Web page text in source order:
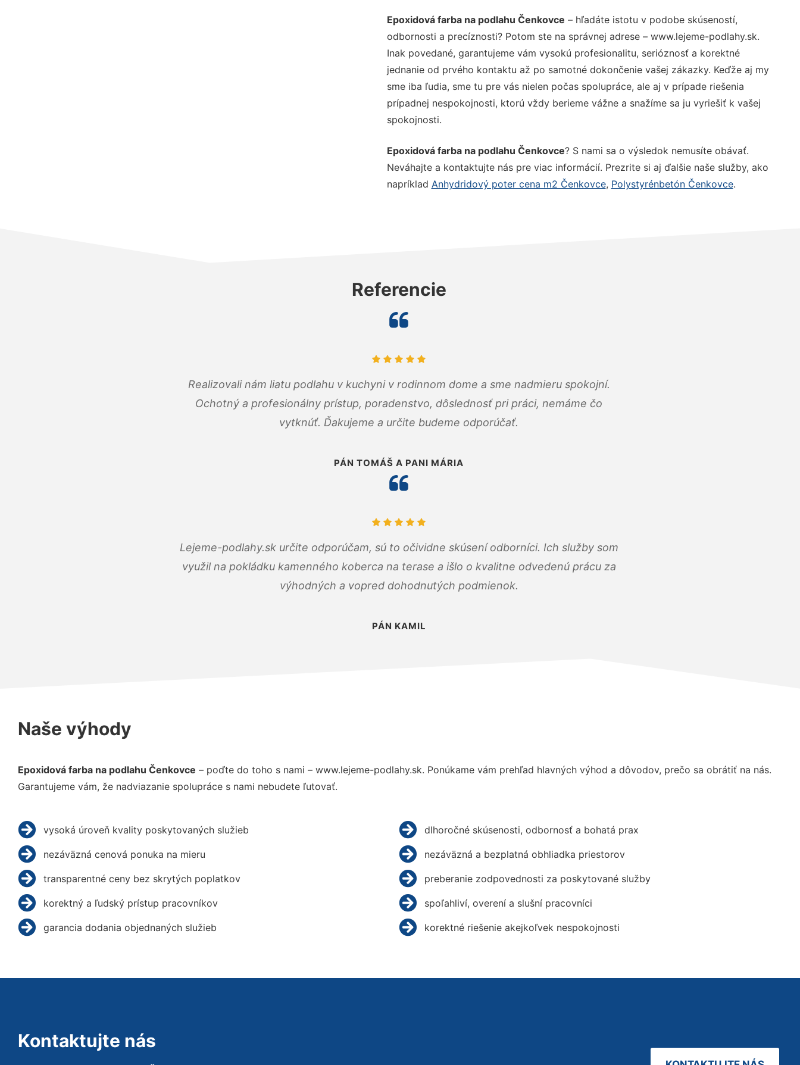
Epoxidová farba na podlahu Čenkovce – hľadáte istotu v podobe skúseností,
odbornosti a precíznosti? Potom ste na správnej adrese – www.lejeme-podlahy.sk.
Inak povedané, garantujeme vám vysokú profesionalitu, serióznosť a korektné
jednanie od prvého kontaktu až po samotné dokončenie vašej zákazky. Keďže aj my
sme iba ľudia, sme tu pre vás nielen počas spolupráce, ale aj v prípade riešenia
prípadnej nespokojnosti, ktorú vždy berieme vážne a snažíme sa ju vyriešiť k vašej
spokojnosti.
Epoxidová farba na podlahu Čenkovce? S nami sa o výsledok nemusíte obávať.
Neváhajte a kontaktujte nás pre viac informácií. Prezrite si aj ďalšie naše služby, ako
napríklad Anhydridový poter cena m2 Čenkovce, Polystyrénbetón Čenkovce.
Referencie
Realizovali nám liatu podlahu v kuchyni v rodinnom dome a sme nadmieru spokojní.
Ochotný a profesionálny prístup, poradenstvo, dôslednosť pri práci, nemáme čo
vytknúť. Ďakujeme a určite budeme odporúčať.
PÁN TOMÁŠ A PANI MÁRIA
Lejeme-podlahy.sk určite odporúčam, sú to očividne skúsení odborníci. Ich služby som
využil na pokládku kamenného koberca na terase a išlo o kvalitne odvedenú prácu za
výhodných a vopred dohodnutých podmienok.
PÁN KAMIL
Naše výhody
Epoxidová farba na podlahu Čenkovce – poďte do toho s nami – www.lejeme-podlahy.sk. Ponúkame vám prehľad hlavných výhod a dôvodov, prečo sa obrátiť na nás.
Garantujeme vám, že nadviazanie spolupráce s nami nebudete ľutovať.
vysoká úroveň kvality poskytovaných služieb
nezáväzná cenová ponuka na mieru
transparentné ceny bez skrytých poplatkov
korektný a ľudský prístup pracovníkov
garancia dodania objednaných služieb
dlhoročné skúsenosti, odbornosť a bohatá prax
nezáväzná a bezplatná obhliadka priestorov
preberanie zodpovednosti za poskytované služby
spoľahliví, overení a slušní pracovníci
korektné riešenie akejkoľvek nespokojnosti
Kontaktujte nás